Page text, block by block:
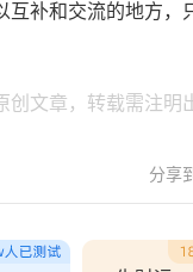
补和交流的地方，
创文章，转载需注明
分享